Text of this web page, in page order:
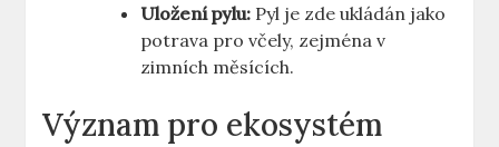
Uložení pylu: Pyl je zde ukládán jako
potrava pro včely, zejména v
zimních měsících.
Význam pro ekosystém